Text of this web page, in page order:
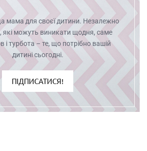
мама для своєї дитини. Незалежно
які можуть виникати щодня, саме
і турбота – те, що потрібно вашій
дитині сьогодні.
ПІДПИСАТИСЯ!